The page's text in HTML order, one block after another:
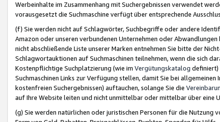
Werbeinhalte im Zusammenhang mit Suchergebnissen verwendet
vorausgesetzt die Suchmaschine verfügt über entsprechende
(f) Sie werden nicht auf Schlagwörter, Suchbegriffe oder andere
Amazon oder unseren verbundenen Unternehmen oder
nicht abschließende Liste unserer Marken entnehmen Sie bitte der
Schlagwortauktionen auf Suchmaschinen teilnehmen, wenn die sich
Kostenpflichtige Suchplatzierung (wie im Vergütungskatalog definiert)
Suchmaschinen Links zur Verfügung stellen, damit Sie bei
kostenfreien Suchergebnissen) auftauchen, solange Sie die
auf Ihre Website leiten und nicht unmittelbar oder mittelbar über eine
(g) Sie werden natürlichen oder juristischen Personen für die Nutzung